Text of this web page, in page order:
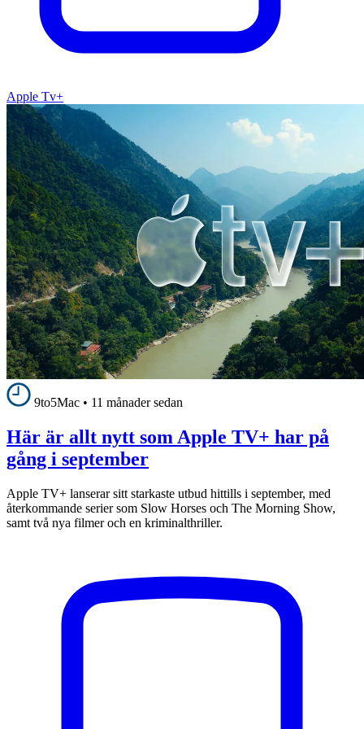
Apple Tv+
9to5Mac • 11 månader sedan
Här är allt nytt som Apple TV+ har på
gång i september
Apple TV+ lanserar sitt starkaste utbud hittills i september, med
återkommande serier som Slow Horses och The Morning Show,
samt två nya filmer och en kriminalthriller.